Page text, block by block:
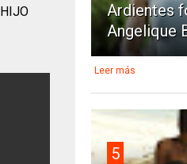
Ardientes
Angelique
Leer más
5